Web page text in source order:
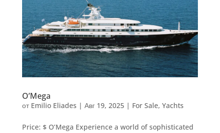
O’Mega
от Emilio Eliades | Авг 19, 2025| For Sale, Yachts
Price: $ O’Mega Experience a world of sophisticated